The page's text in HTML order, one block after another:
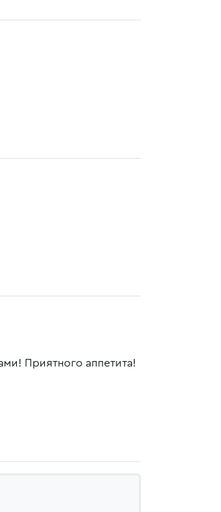
Приятного аппетита!